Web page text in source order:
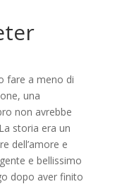
fare a meno di
una
non avrebbe
storia era un
dell’amore e
e bellissimo
dopo aver finito